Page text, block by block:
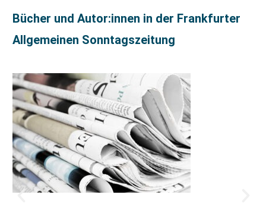
Bücher und Autor:innen in der Frankfurter
Allgemeinen Sonntagszeitung